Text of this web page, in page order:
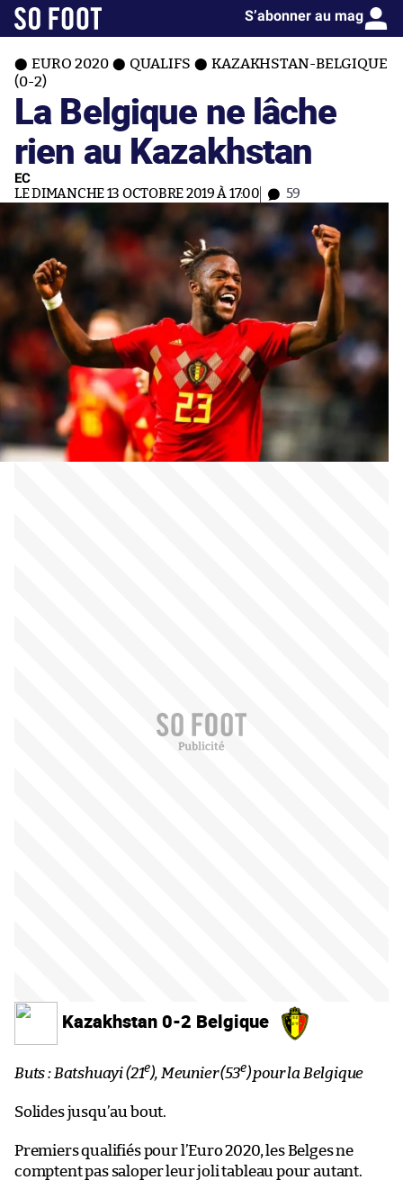
S’abonner au mag
EURO 2020 QUALIFS
KAZAKHSTAN-BELGIQUE
(0-2)
La Belgique ne lâche
rien au Kazakhstan
EC
LE DIMANCHE 13 OCTOBRE 2019 À 17:00 59
Kazakhstan 0-2 Belgique
Buts : Batshuayi (21e), Meunier (53e) pour la Belgique
Solides jusqu’au bout.
Premiers qualifiés pour l’Euro 2020, les Belges ne
comptent pas saloper leur joli tableau pour autant.